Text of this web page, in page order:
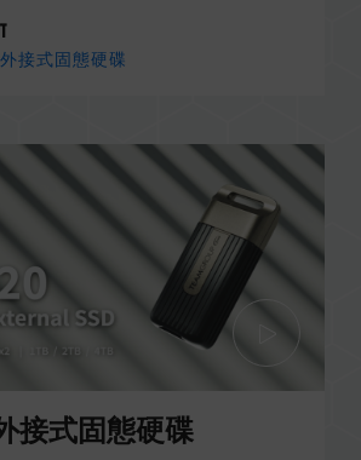
接式固態硬碟
接式固態硬碟